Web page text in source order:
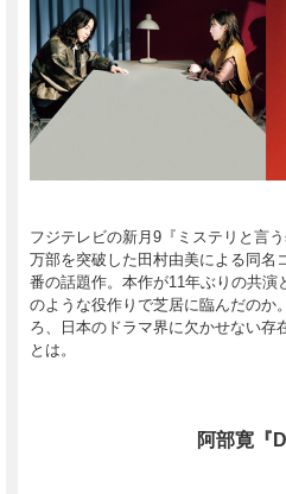
フジテレビの新月9『ミステリと言
万部を突破した田村由美による同名
番の話題作。本作が11年ぶりの共演
のような役作りで芝居に臨んだのか
ろ、日本のドラマ界に欠かせない存
とは。
阿部寛『